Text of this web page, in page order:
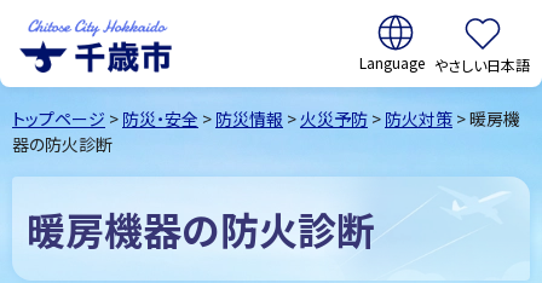
千歳市Chitose
City Hokkaido
翻訳:
やさしい日本語
トップページ > 防災・安全 > 防災情報 > 火災予防 > 防火対策 > 暖房機
器の防火診断
暖房機器の防火診断